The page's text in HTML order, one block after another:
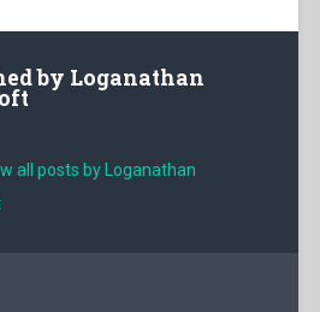
by Loganathan
all posts by Loganathan